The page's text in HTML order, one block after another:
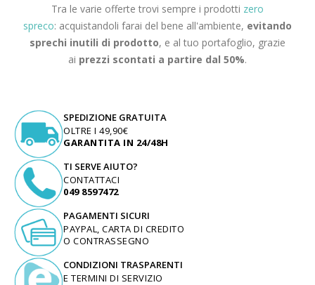
Tra le varie offerte trovi sempre i prodotti zero
spreco: acquistandoli farai del bene all'ambiente, evitando
sprechi inutili di prodotto, e al tuo portafoglio, grazie
ai prezzi scontati a partire dal 50%.
SPEDIZIONE GRATUITA
OLTRE I 49,90€
GARANTITA IN 24/48H
TI SERVE AIUTO?
CONTATTACI
049 8597472
PAGAMENTI SICURI
PAYPAL, CARTA DI CREDITO
O CONTRASSEGNO
CONDIZIONI TRASPARENTI
E TERMINI DI SERVIZIO